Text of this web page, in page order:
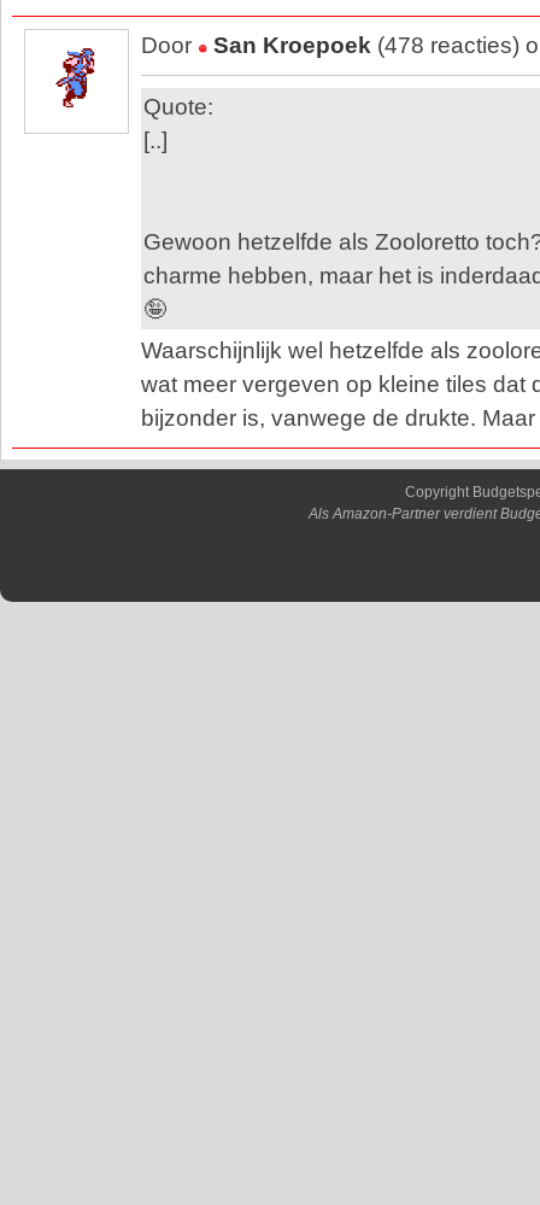
Door San Kroepoek (478 reacties)
Quote:
[..]
Gewoon hetzelfde als Zooloretto
charme hebben, maar het is
🤪
Waarschijnlijk wel hetzelfde als
wat meer vergeven op kleine tiles dat
bijzonder is, vanwege de drukte.
Copyright
Als Amazon-Partner verdient